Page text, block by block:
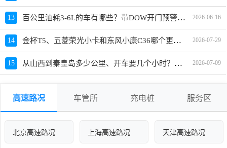
13 百公里油耗3-6L的车有哪些？带DOW开门预警的车型推荐与选购指南 2026-06-16
14 金杯T5、五菱荣光小卡和东风小康C36哪个更值得买？性价比、配置对比 2026-07-29
15 从山西到秦皇岛多少公里、开车要几个小时？过路费、油费等 2026-07-09
高速路况 车管所 充电桩 服务区
北京高速路况 上海高速路况 天津高速路况